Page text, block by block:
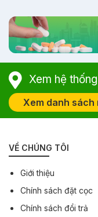
Xem hệ
Xem danh sách
VỀ CHÚNG TÔI
Giới thiệu
Chính sách đặt cọc
Chính sách đổi trả